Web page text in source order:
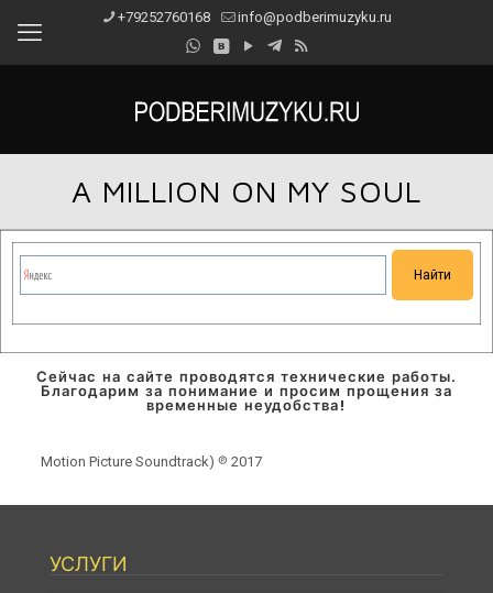
+79252760168 info@podberimuzyku.ru
A MILLION ON MY SOUL
Сейчас на сайте проводятся технические работы.
Благодарим за понимание и просим прощения за
временные неудобства!
Motion Picture Soundtrack) ℗ 2017
УСЛУГИ